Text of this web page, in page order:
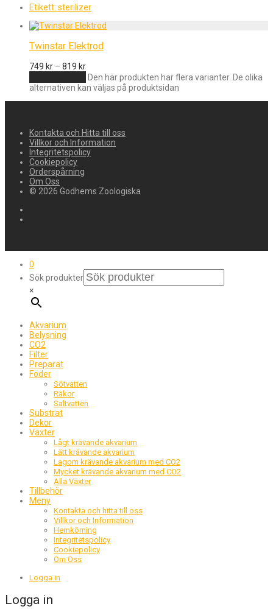
Etikett: sterilizer
Twinstar Elektrod
749 kr – 819 kr
Den här produkten har flera varianter. De olika
alternativen kan väljas på produktsidan
Kontakta och Hitta till oss
Villkor och Information
Integritetspolicy
Cookiepolicy
Orderspårning
Om Oss
© 2026 Godhems Zoologiska
0
Sök produkter
×
Akvarium
Belysning
CO2
Filter
Preparat
Foder
Sötvatten
Räkor
Saltvatten
Substrat
Dekor
Växter
Lågt krävande akvarium
Lätt krävande akvarium
Lagom krävande akvarium med CO2
Mycket krävande akvarium med CO2
Alla Växter
Tillbehör
Meny
Kontakta och hitta till oss
Villkor och Information
Hemkörning
Integritetspolicy
Cookiepolicy
Om Oss
Logga in
Logga in